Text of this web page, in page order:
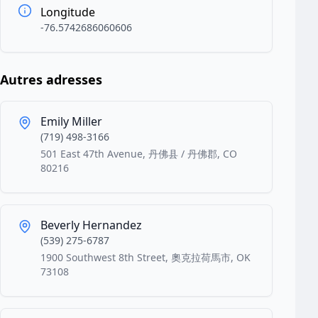
Longitude
-76.5742686060606
Autres adresses
Emily Miller
(719) 498-3166
501 East 47th Avenue, 丹佛县 / 丹佛郡, CO
80216
Beverly Hernandez
(539) 275-6787
1900 Southwest 8th Street, 奧克拉荷馬市, OK
73108